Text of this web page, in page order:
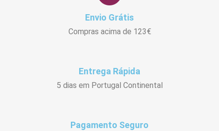
Envio Grátis
Compras acima de 123€
Entrega Rápida
5 dias em Portugal Continental
Pagamento Seguro